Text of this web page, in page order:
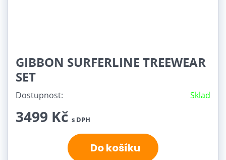
GIBBON SURFERLINE TREEWEAR
SET
Dostupnost: Sklad
3499 Kč s DPH
Do košíku